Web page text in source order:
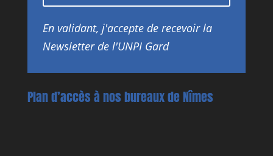
En validant, j'accepte de recevoir la
Newsletter de l'UNPI Gard
Plan d’accès à nos bureaux de Nîmes